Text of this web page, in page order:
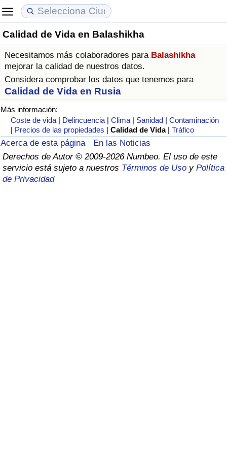
Calidad de Vida en Balashikha
Necesitamos más colaboradores para Balashikha
mejorar la calidad de nuestros datos.
Considera comprobar los datos que tenemos para
Calidad de Vida en Rusia
Más información:
Coste de vida | Delincuencia |Clima | Sanidad |Contaminación
| Precios de las propiedades |Calidad de Vida |Tráfico
Acerca de esta página
En las Noticias
Derechos de Autor © 2009-2026 Numbeo. El uso de este
servicio está sujeto a nuestros Términos de Uso y Política
de Privacidad
Coste de vida
Índice de Costo de Vida (Actual)
Índice de Costo de Vida
Índice de costo de vida por país
en aqaba
Precios de las propiedades
Índice de Precios de Inmuebles (Actual)
Índice de Precios de Inmuebles
Índice de Precios de Inmuebles por País
Calidad de Vida
Índice de Calidad de Vida
Índice de Calidad de Vida (Actual)
Índice de calidad de vida por país
Delincuencia
Calificación del Índice de Criminalidad
(Actual)